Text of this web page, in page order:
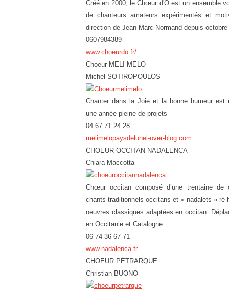
Créé en 2000, le Chœur d'Ô est un ensemble
de chanteurs amateurs expérimentés et
direction de Jean-Marc Normand depuis octobre
0607984389
www.choeurdo.fr/
Choeur MELI MELO
Michel SOTIROPOULOS
Chanter dans la Joie et la bonne humeur est
une année pleine de projets
04 67 71 24 28
melimelopaysdelunel-over-blog.com
CHOEUR OCCITAN NADALENCA
Chiara Maccotta
Chœur occitan composé d’une trentaine de
chants traditionnels occitans et « nadalets »
oeuvres classiques adaptées en occitan.
en Occitanie et Catalogne.
06 74 36 67 71
www.nadalenca.fr
CHOEUR PÉTRARQUE
Christian BUONO